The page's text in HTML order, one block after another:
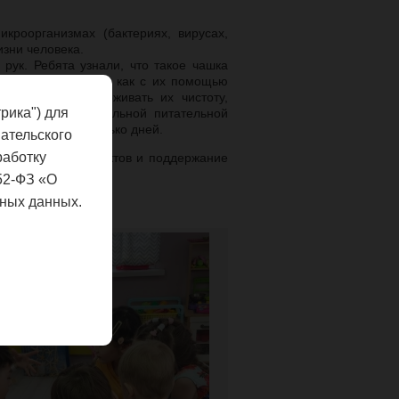
(бактериях, вирусах,
человека.
Ребята узнали, что такое чашка
и как с их помощью
поддерживать их чистоту,
Петри со стерильной питательной
через несколько дней.
продуктов и поддержание
для
ФЗ «О
данных.